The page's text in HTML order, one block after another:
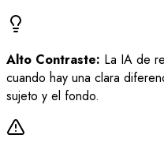
Alto Contraste: La IA de
cuando hay una clara
sujeto y el fondo.